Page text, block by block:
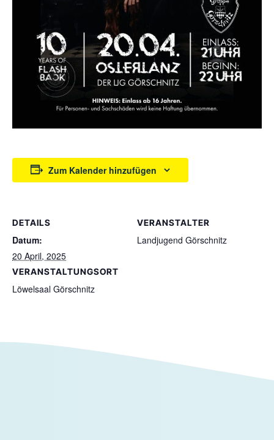
Zum Kalender hinzufügen
DETAILS
Datum:
20 April, 2025
VERANSTALTUNGSORT
Löwelsaal Görschnitz
VERANSTALTER
Landjugend Görschnitz